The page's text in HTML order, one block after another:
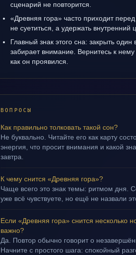
сценарий не повторится.
«Древняя гора» часто приходит
не суетиться, а удержать внутренний
Главный знак этого сна: закрыть
забирает внимание. Вернитесь к нему
как он проявился.
ВОПРОСЫ
Как правильно толковать такой сон?
Не буквально. Читайте его как карту
энергия, что просит внимания и какой
завтра.
К чему снится «Древняя гора»?
Чаще всего это знак темы: ритмом дня.
уже всё чувствуете, но ещё не назвали
Если «Древняя гора» снится несколько
важно?
Да. Повтор обычно говорит о
Начните с простого шага: спокойный